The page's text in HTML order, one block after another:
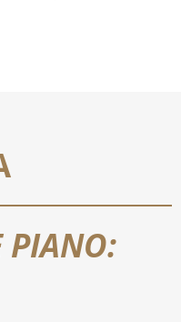
múltiples formas:
múltiples
música de
con
e internacionales.
de compositor e
PIANO: